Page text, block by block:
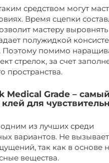
средством могут
Время сцепки
мастеру выровнять
полужидкой
Поэтому помимо
стрелок, за счет
пространства.
Medical Grade – самый
для
одним из лучших среди
вариантов. Не вызывает
так как в основе
вещества.